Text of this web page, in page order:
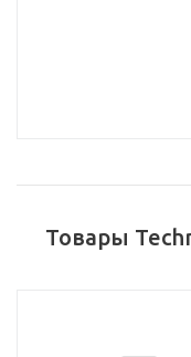
Товары